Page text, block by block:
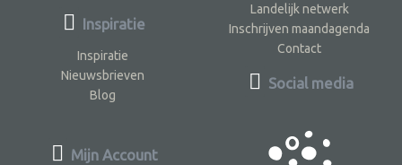
Inspiratie
Inspiratie
Nieuwsbrieven
Blog
Landelijk netwerk
Inschrijven maandagenda
Contact
Social media
Mijn Account